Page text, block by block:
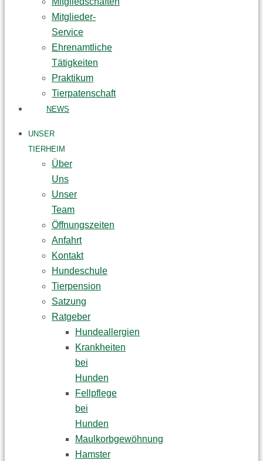
Mitglieder-
Service
Ehrenamtliche
Tätigkeiten
Praktikum
Tierpatenschaft
NEWS
UNSER
TIERHEIM
Über
Uns
Unser
Team
Öffnungszeiten
Anfahrt
Kontakt
Hundeschule
Tierpension
Satzung
Ratgeber
Hundeallergien
Krankheiten
bei
Hunden
Fellpflege
bei
Hunden
Maulkorbgewöhnung
Hamster